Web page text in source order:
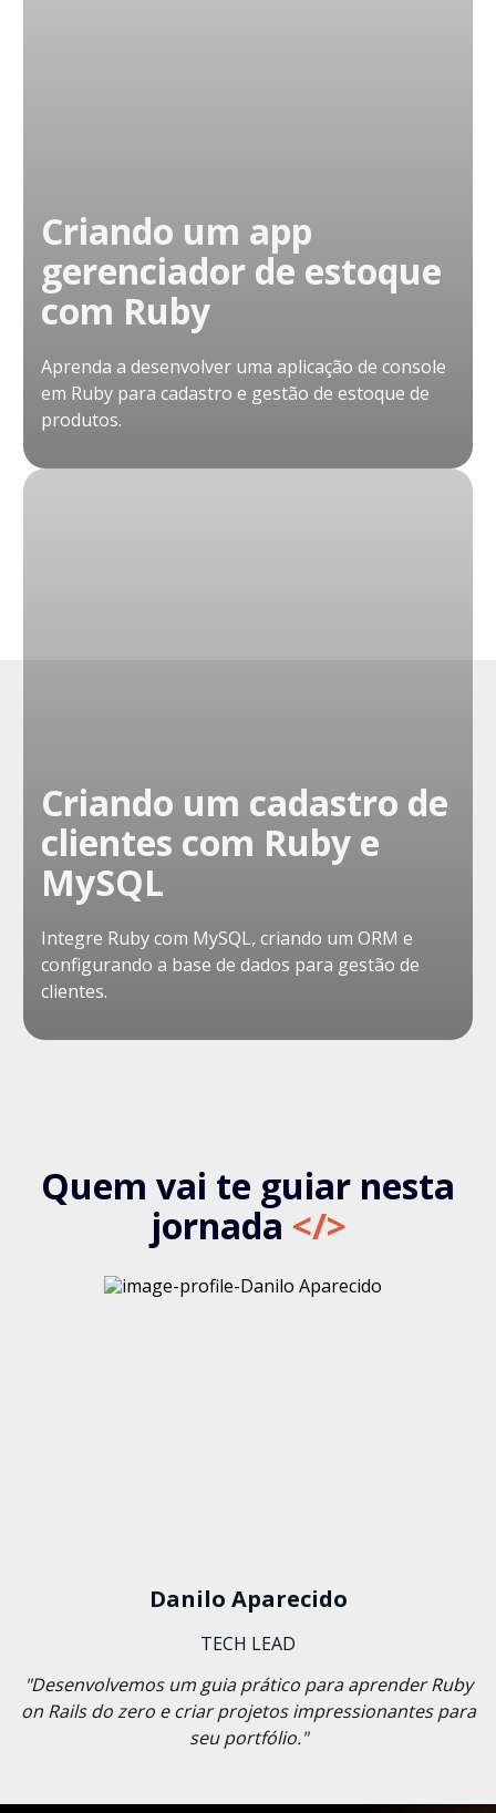
Criando um app
gerenciador de estoque
com Ruby
Aprenda a desenvolver uma aplicação de console
em Ruby para cadastro e gestão de estoque de
produtos.
Criando um cadastro de
clientes com Ruby e
MySQL
Integre Ruby com MySQL, criando um ORM e
configurando a base de dados para gestão de
clientes.
Quem vai te guiar nesta
jornada </>
Danilo Aparecido
TECH LEAD
"Desenvolvemos um guia prático para aprender Ruby
on Rails do zero e criar projetos impressionantes para
seu portfólio."